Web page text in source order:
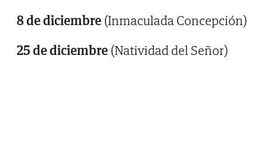
8 de diciembre (Inmaculada Concepción)
25 de diciembre (Natividad del Señor)